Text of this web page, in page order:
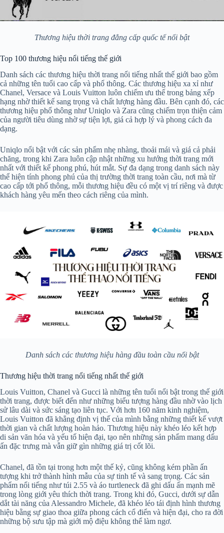
Thương hiệu thời trang đẳng cấp quốc tế nổi bật
Top 100 thương hiệu nổi tiếng thế giới
Danh sách các thương hiệu thời trang nổi tiếng nhất thế giới bao gồm
cả những tên tuổi cao cấp và phổ thông. Các thương hiệu xa xỉ như
Chanel, Versace và Louis Vuitton luôn chiếm ưu thế trong bảng xếp
hạng nhờ thiết kế sang trọng và chất lượng hàng đầu. Bên cạnh đó, các
thương hiệu phổ thông như Uniqlo và Zara cũng chiếm trọn thiện cảm
của người tiêu dùng nhờ sự tiện lợi, giá cả hợp lý và phong cách đa
dạng.
Uniqlo nổi bật với các sản phẩm nhẹ nhàng, thoải mái và giá cả phải
chăng, trong khi Zara luôn cập nhật những xu hướng thời trang mới
nhất với thiết kế phong phú, hút mắt. Sự đa dạng trong danh sách này
thể hiện tính phong phú của thị trường thời trang toàn cầu, nơi mà từ
cao cấp tới phổ thông, mỗi thương hiệu đều có một vị trí riêng và được
khách hàng yêu mến theo cách riêng của mình.
Danh sách các thương hiệu hàng đầu toàn cầu nổi bật
Thương hiệu thời trang nổi tiếng nhất thế giới
Louis Vuitton, Chanel và Gucci là những tên tuổi nổi bật trong thế giới
thời trang, được biết đến như những biểu tượng hàng đầu nhờ vào lịch
sử lâu dài và sức sáng tạo liên tục. Với hơn 160 năm kinh nghiệm,
Louis Vuitton đã khẳng định vị thế của mình bằng những thiết kế vượt
thời gian và chất lượng hoàn hảo. Thương hiệu này khéo léo kết hợp
di sản văn hóa và yếu tố hiện đại, tạo nên những sản phẩm mang dấu
ấn đặc trưng mà vẫn giữ gìn những giá trị cốt lõi.
Chanel, đã tồn tại trong hơn một thế kỷ, cũng không kém phần ấn
tượng khi trở thành hình mẫu của sự tinh tế và sang trọng. Các sản
phẩm nổi tiếng như túi 2.55 và áo turtleneck đã ghi dấu ấn mạnh mẽ
trong lòng giới yêu thích thời trang. Trong khi đó, Gucci, dưới sự dẫn
dắt tài năng của Alessandro Michele, đã khéo léo tái định hình thương
hiệu bằng sự giao thoa giữa phong cách cổ điển và hiện đại, cho ra đời
những bộ sưu tập mà giới mộ điệu không thể làm ngơ.